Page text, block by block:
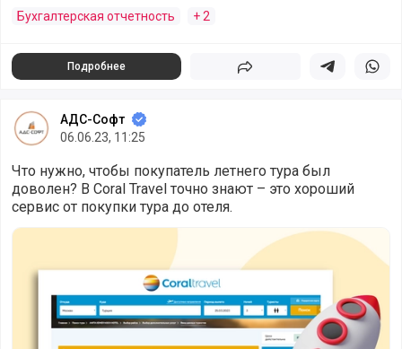
Бухгалтерская отчетность
+ 2
Подробнее Поделиться Поделиться в
АДС-Софт
06.06.23, 11:25
Что нужно, чтобы покупатель летнего тура был
доволен? В Coral Travel точно знают – это хороший
сервис от покупки тура до отеля.
Как компания Coral Travel в 3 раза ускорила обработку